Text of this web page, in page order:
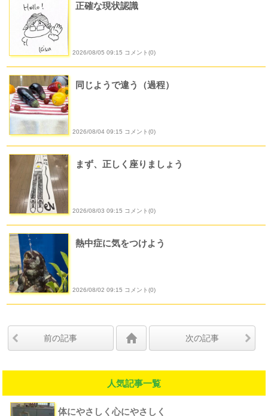
正確な現状認識
2026/08/05 09:15 コメント(0)
同じようで違う（過程）
2026/08/04 09:15 コメント(0)
まず、正しく座りましょう
2026/08/03 09:15 コメント(0)
熱中症に気をつけよう
2026/08/02 09:15 コメント(0)
前の記事 次の記事
人気記事一覧
体にやさしく心にやさしく